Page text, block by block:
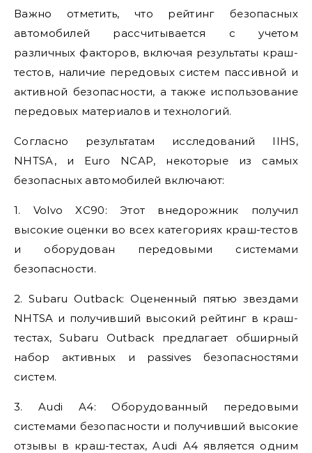
Важно отметить, что рейтинг безопасных
автомобилей рассчитывается с учетом
различных факторов, включая результаты краш-
тестов, наличие передовых систем пассивной и
активной безопасности, а также использование
передовых материалов и технологий.
Согласно результатам исследований IIHS,
NHTSA, и Euro NCAP, некоторые из самых
безопасных автомобилей включают:
1. Volvo XC90: Этот внедорожник получил
высокие оценки во всех категориях краш-тестов
и оборудован передовыми системами
безопасности.
2. Subaru Outback: Оцененный пятью звездами
NHTSA и получивший высокий рейтинг в краш-
тестах, Subaru Outback предлагает обширный
набор активных и passives безопасностями
систем.
3. Audi A4: Оборудованный передовыми
системами безопасности и получивший высокие
отзывы в краш-тестах, Audi A4 является одним